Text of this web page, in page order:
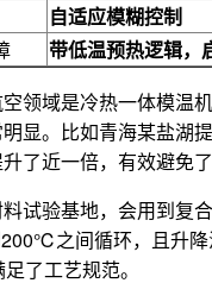
自适应模糊控制
带低温预热逻辑，
领域是冷热一体模
显。比如青海某盐
了近一倍，有效避免
试验基地，会用到复
之间循环，且升
了工艺规范。